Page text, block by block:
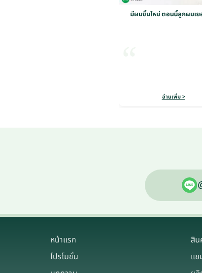
มีผมขึ้นใหม่ ตอนนี้ลูกผมเย
อ่านเพิ่ม >
หน้าแรก
โปรโมชั่น
สิน
แช